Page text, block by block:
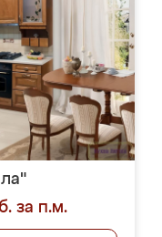
за п.м.